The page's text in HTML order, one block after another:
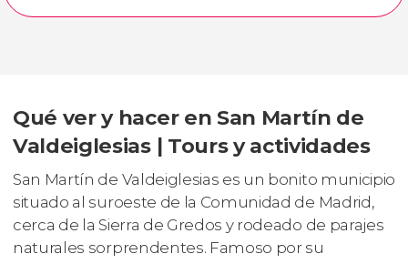
Qué ver y hacer en San Martín de
Valdeiglesias | Tours y actividades
San Martín de Valdeiglesias es un bonito municipio
situado al suroeste de la Comunidad de Madrid,
cerca de la Sierra de Gredos y rodeado de parajes
naturales sorprendentes. Famoso por su